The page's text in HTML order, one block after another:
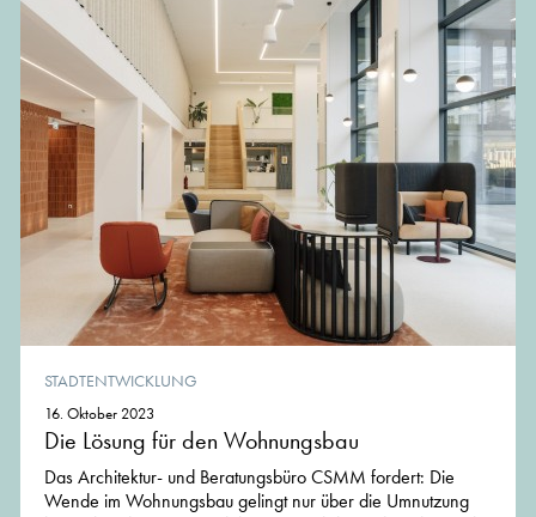
STADTENTWICKLUNG
16. Oktober 2023
Die Lösung für den Wohnungsbau
Das Architektur- und Beratungsbüro CSMM fordert: Die
Wende im Wohnungsbau gelingt nur über die Umnutzung